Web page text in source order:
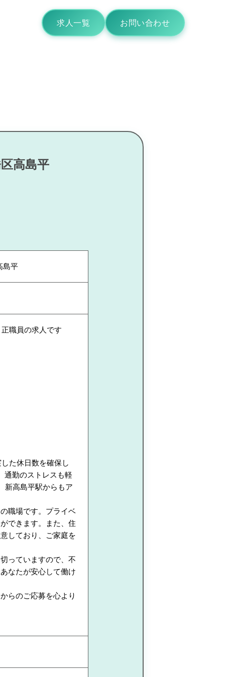
求人一覧 お問い合わせ
高島平
島平
職員の求人です
た休日数を確保し
通勤のストレスも軽
新高島平駅からもア
職場です。プライベ
できます。また、住
しており、ご家庭を
っていますので、不
なたが安心して働け
らのご応募を心より